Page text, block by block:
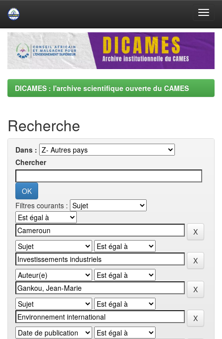
Skip
navigation
DICAMES : l'archive scientifique ouverte du CAMES
Recherche
Dans :
Chercher
Filtres courants :